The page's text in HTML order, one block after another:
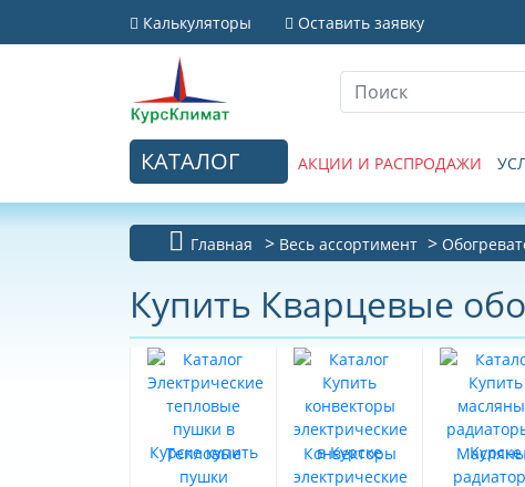
Калькуляторы Оставить заявку
КАТАЛОГ АКЦИИ И РАСПРОДАЖИ
Главная Весь ассортимент
Купить Кварцевые
Тепловые
пушки
Конвекторы
электрические